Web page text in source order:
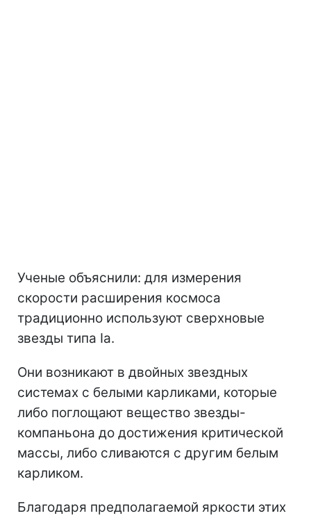
Ученые объяснили: для измерения
скорости расширения космоса
традиционно используют сверхновые
звезды типа Ia.
Они возникают в двойных звездных
системах с белыми карликами, которые
либо поглощают вещество звезды-
компаньона до достижения критической
массы, либо сливаются с другим белым
карликом.
Благодаря предполагаемой яркости этих